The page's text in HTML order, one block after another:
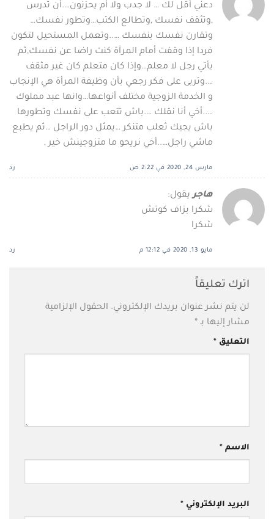
دعني أقل لك … لا جدب ولا أم يحزنون….أن تدرس
,وتثقف نفسك ,وتطالع الكتب…وتطور نفسك…
وتقارن نفسك بنفسك …..وتعمل المستحيل لتكون
فردا إذا وقفت أمام المرآة كنت راضا عن نفسك,ثم
يأتي رجل لا معلم…وإذا كان متعلم كان غير مثقف
….وتربى على فكر رجعي بأن وظيفة المرأة هي الإنجاب
و الخدمة الزوجية مختلف أنواعها…وانها عبد مملوك
…..أخي أنا نقلك ….باش تتعب على نفسك وتطورها
باش يجيك ثعلب متنكر …يمثل دور الراجل …ثم يطبع
ماشي راجل…..أخي نريحو ما متزوجينش خير ,
مارس 24, 2020 في 2:22 ص رد
هاجر يقول:
شكرا بزاف كوتش
شكرا
مايو 13, 2020 في 12:12 م رد
اترك تعليقاً
لن يتم نشر عنوان بريدك الإلكتروني. الحقول الإلزامية
مشار إليها بـ *
التعليق *
الاسم *
البريد الإلكتروني *